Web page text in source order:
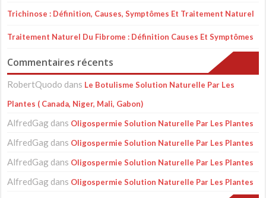
Trichinose : Définition, Causes, Symptômes Et Traitement Naturel
Traitement Naturel Du Fibrome : Définition Causes Et Symptômes
Commentaires récents
RobertQuodo dans Le Botulisme Solution Naturelle Par Les
Plantes ( Canada, Niger, Mali, Gabon)
AlfredGag dans Oligospermie Solution Naturelle Par Les Plantes
AlfredGag dans Oligospermie Solution Naturelle Par Les Plantes
AlfredGag dans Oligospermie Solution Naturelle Par Les Plantes
AlfredGag dans Oligospermie Solution Naturelle Par Les Plantes